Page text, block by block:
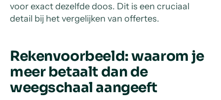
voor exact dezelfde doos. Dit is een cruciaal
detail bij het vergelijken van offertes.
Rekenvoorbeeld: waarom je
meer betaalt dan de
weegschaal aangeeft